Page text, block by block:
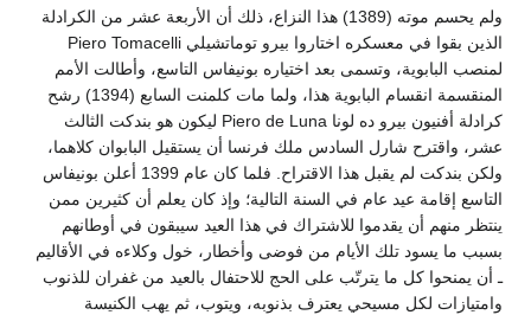
ولم يحسم موته (1389) هذا النزاع، ذلك أن الأربعة عشر من الكرادلة
الذين بقوا في معسكره اختاروا بيرو توماتشيلي Piero Tomacelli
لمنصب البابوية، وتسمى بعد اختياره بونيفاس التاسع، وأطالت الأمم
المنقسمة انقسام البابوية هذا، ولما مات كلمنت السابع (1394) رشح
كرادلة أفنيون بيرو ده لونا Piero de Luna ليكون هو بندكت الثالث
عشر، واقترح شارل السادس ملك فرنسا أن يستقيل البابوان كلاهما،
ولكن بندكت لم يقبل هذا الاقتراح. فلما كان عام 1399 أعلن بونيفاس
التاسع إقامة عيد عام في السنة التالية؛ وإذ كان يعلم أن كثيرين ممن
ينتظر منهم أن يقدموا للاشتراك في هذا العيد سيبقون في أوطانهم
بسبب ما يسود تلك الأيام من فوضى وأخطار، خول وكلاءه في الأقاليم
ـ أن يمنحوا كل ما يترتّب على الحج للاحتفال بالعيد من غفران للذنوب
وامتيازات لكل مسيحي يعترف بذنوبه، ويتوب، ثم يهب الكنيسة